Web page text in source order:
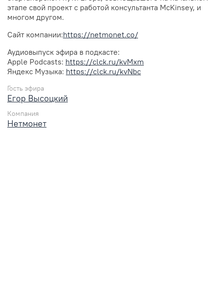
этапе свой проект с работой консультанта McKinsey, и
многом другом.
Сайт компании:https://netmonet.co/
Аудиовыпуск эфира в подкасте:
Apple Podcasts: https://clck.ru/kvMxm
Яндекс Музыка: https://clck.ru/kvNbc
Гость эфира
Егор Высоцкий
Компания
Нетмонет